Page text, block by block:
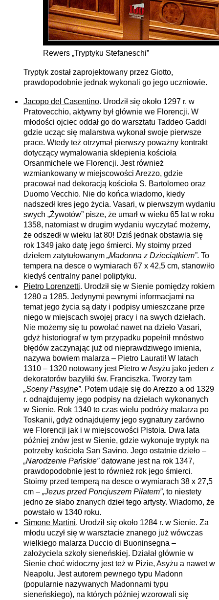
Rewers „Tryptyku Stefaneschi”
Tryptyk został zaprojektowany przez Giotto,
prawdopodobnie jednak wykonali go jego uczniowie.
Jacopo del Casentino. Urodził się około 1297 r. w
Pratovecchio, aktywny był głównie we Florencji. W
młodości ojciec oddał go do warsztatu Taddeo Gaddi
gdzie ucząc się malarstwa wykonał swoje pierwsze
prace. Wtedy też otrzymał pierwszy poważny kontrakt
dotyczący wymalowania sklepienia kościoła
Orsanmichele we Florencji. Jest również
wzmiankowany w miejscowości Arezzo, gdzie
pracował nad dekoracją kościoła S. Bartolomeo oraz
Duomo Vecchio. Nie do końca wiadomo, kiedy
nadszedł kres jego życia. Vasari, w pierwszym wydaniu
swych „Żywotów” pisze, że umarł w wieku 65 lat w roku
1358, natomiast w drugim wydaniu wyczytać możemy,
że odszedł w wieku lat 80! Dziś jednak obstawia się
rok 1349 jako datę jego śmierci. My stoimy przed
dziełem zatytułowanym „Madonna z Dzieciątkiem”. To
tempera na desce o wymiarach 67 x 42,5 cm, stanowiło
kiedyś centralny panel poliptyku.
Pietro Lorenzetti. Urodził się w Sienie pomiędzy rokiem
1280 a 1285. Jedynymi pewnymi informacjami na
temat jego życia są daty i podpisy umieszczane prze
niego w miejscach swojej pracy i na swych dziełach.
Nie możemy się tu powołać nawet na dzieło Vasari,
gdyż historiograf w tym przypadku popełnił mnóstwo
błędów zaczynając już od nieprawdziwego imienia,
nazywa bowiem malarza – Pietro Laurati! W latach
1310 – 1320 notowany jest Pietro w Asyżu jako jeden z
dekoratorów bazyliki św. Franciszka. Tworzy tam
„Sceny Pasyjne”. Potem udaje się do Arezzo a od 1329
r. odnajdujemy jego podpisy na dziełach wykonanych
w Sienie. Rok 1340 to czas wielu podróży malarza po
Toskanii, gdyż odnajdujemy jego sygnatury zarówno
we Florencji jak i w miejscowości Pistoia. Dwa lata
później znów jest w Sienie, gdzie wykonuje tryptyk na
potrzeby kościoła San Savino. Jego ostatnie dzieło –
„Narodzenie Pańskie”datowane jest na rok 1347,
prawdopodobnie jest to również rok jego śmierci.
Stoimy przed temperą na desce o wymiarach 38 x 27,5
cm – „Jezus przed Poncjuszem Piłatem”, to niestety
jedno ze słabo znanych dzieł tego artysty. Wiadomo, że
powstało w 1340 roku.
Simone Martini. Urodził się około 1284 r. w Sienie. Za
młodu uczył się w warsztacie znanego już wówczas
wielkiego malarza Duccio di Buoninsegna –
założyciela szkoły sieneńskiej. Działał głównie w
Sienie choć widoczny jest też w Pizie, Asyżu a nawet w
Neapolu. Jest autorem pewnego typu Madonn
(popularnie nazywanych Madonnami typu
sieneńskiego), na których później wzorowali się